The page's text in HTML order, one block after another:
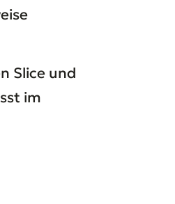
Slice und
im